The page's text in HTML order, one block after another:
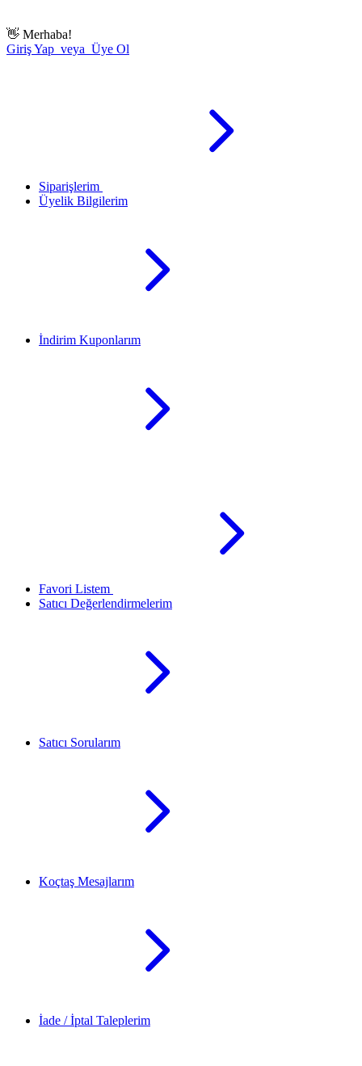
👋 Merhaba!
Giriş Yap veya Üye Ol
Siparişlerim
Üyelik Bilgilerim
İndirim Kuponlarım
Favori Listem
Satıcı Değerlendirmelerim
Satıcı Sorularım
Koçtaş Mesajlarım
İade / İptal Taleplerim